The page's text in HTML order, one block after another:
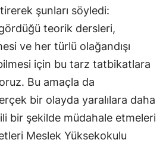
Muş
Nevşehir
Ordu
Rize
şunları söyledi:
teorik dersleri,
ve her türlü olağandışı
için bu tarz tatbikatlara
Bu amaçla da
bir olayda yaralılara daha
bir şekilde müdahale etmeleri
Meslek Yüksekokulu